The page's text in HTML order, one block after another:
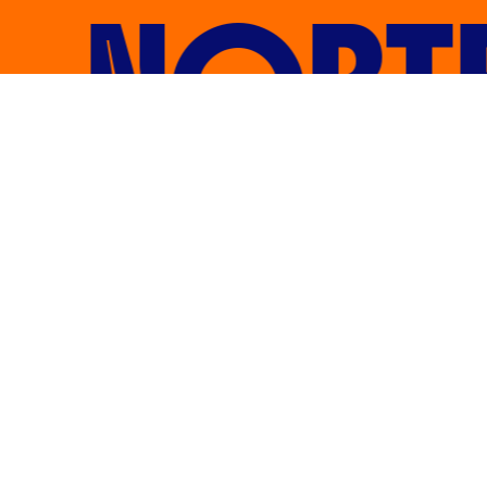
NORTE